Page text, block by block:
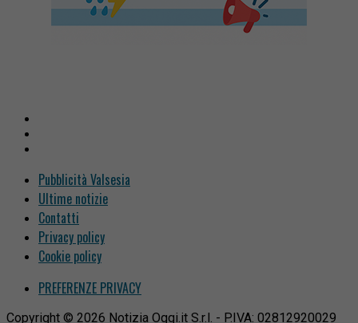
Pubblicità Valsesia
Ultime notizie
Contatti
Privacy policy
Cookie policy
PREFERENZE PRIVACY
Copyright © 2026 Notizia Oggi.it S.r.l. - P.IVA: 02812920029